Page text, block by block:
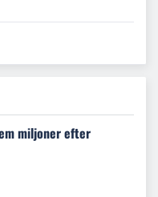
miljoner efter